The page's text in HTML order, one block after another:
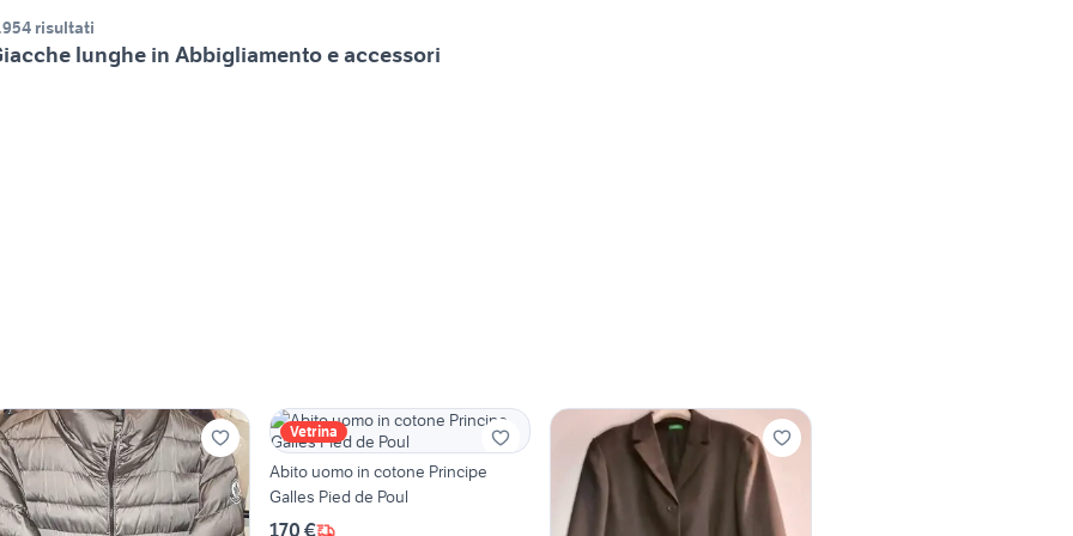
risultati
lunghe in Abbigliamento e accessori
Vetrina
Abito uomo in cotone Principe
Galles Pied de Poul
170 €